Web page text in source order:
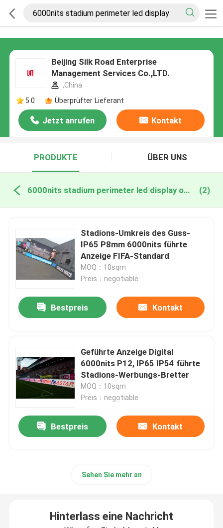
Beijing Silk Road Enterprise
Management Services Co.,LTD.
,China
5.0
Überprüfter Lieferant
Jetzt anrufen Kontakt
PRODUKTE ÜBER UNS
6000nits stadium perimeter led display online manufacture (2)
Stadions-Umkreis des Guss-
IP65 P8mm 6000nits führte
Anzeige FIFA-Standard
MOQ：10sqm
Preis：negotiable
Bestpreis Kontakt
Geführte Anzeige Digital
6000nits P12, IP65 IP54 führte
Stadions-Werbungs-Bretter
MOQ：10sqm
Preis：negotiable
Bestpreis Kontakt
Sehen Sie mehr an
Hinterlass eine Nachricht